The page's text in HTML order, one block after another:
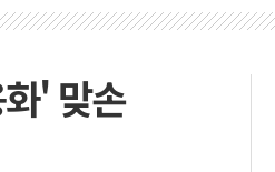
서울 중랑구 주택가서 흉기 난
여수 오동도 인근 해상서 모터
추미애, '위안부' 피해자 기림의
' 맞손